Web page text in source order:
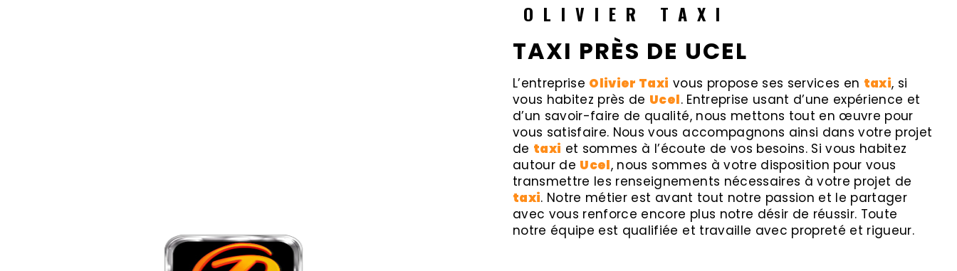
OLIVIER TAXI
TAXI PRÈS DE UCEL
L’entreprise Olivier Taxi vous propose ses services en taxi, si
vous habitez près de Ucel. Entreprise usant d’une expérience et
d’un savoir-faire de qualité, nous mettons tout en œuvre pour
vous satisfaire. Nous vous accompagnons ainsi dans votre projet
de taxi et sommes à l’écoute de vos besoins. Si vous habitez
autour de Ucel, nous sommes à votre disposition pour vous
transmettre les renseignements nécessaires à votre projet de
taxi. Notre métier est avant tout notre passion et le partager
avec vous renforce encore plus notre désir de réussir. Toute
notre équipe est qualifiée et travaille avec propreté et rigueur.